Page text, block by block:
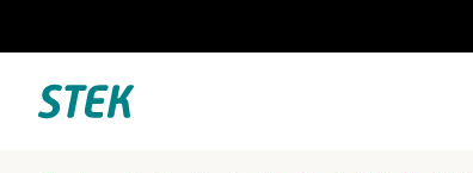
suoraan
sisältöön
Stek